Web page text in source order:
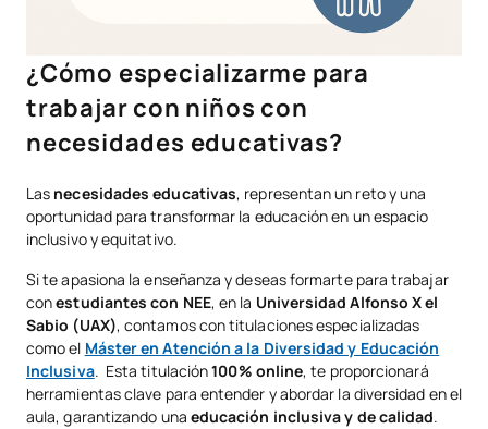
¿Cómo especializarme para
trabajar con niños con
necesidades educativas?
Las necesidades educativas, representan un reto y una
oportunidad para transformar la educación en un espacio
inclusivo y equitativo.
Si te apasiona la enseñanza y deseas formarte para trabajar
conestudiantes con NEE, en la Universidad Alfonso X el
Sabio (UAX), contamos con titulaciones especializadas
como el Máster en Atención a la Diversidad y Educación
Inclusiva. Esta titulación100% online, te proporcionará
herramientas clave para entender y abordar la diversidad en el
aula, garantizando una educación inclusiva y de calidad.